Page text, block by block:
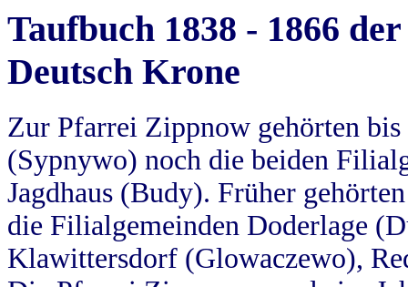
Taufbuch 1838 - 1866
Deutsch Krone
Zur Pfarrei Zippnow gehörten
(Sypnywo) noch die beiden
Jagdhaus (Budy). Früher
die Filialgemeinden Doderlage
Klawittersdorf (Glowaczewo),